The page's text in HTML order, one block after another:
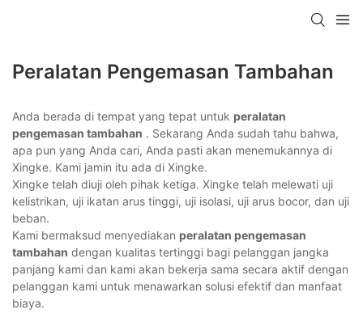
Peralatan Pengemasan Tambahan
Anda berada di tempat yang tepat untuk peralatan
pengemasan tambahan . Sekarang Anda sudah tahu bahwa,
apa pun yang Anda cari, Anda pasti akan menemukannya di
Xingke. Kami jamin itu ada di Xingke.
Xingke telah diuji oleh pihak ketiga. Xingke telah melewati uji
kelistrikan, uji ikatan arus tinggi, uji isolasi, uji arus bocor, dan uji
beban.
Kami bermaksud menyediakan peralatan pengemasan
tambahan dengan kualitas tertinggi bagi pelanggan jangka
panjang kami dan kami akan bekerja sama secara aktif dengan
pelanggan kami untuk menawarkan solusi efektif dan manfaat
biaya.